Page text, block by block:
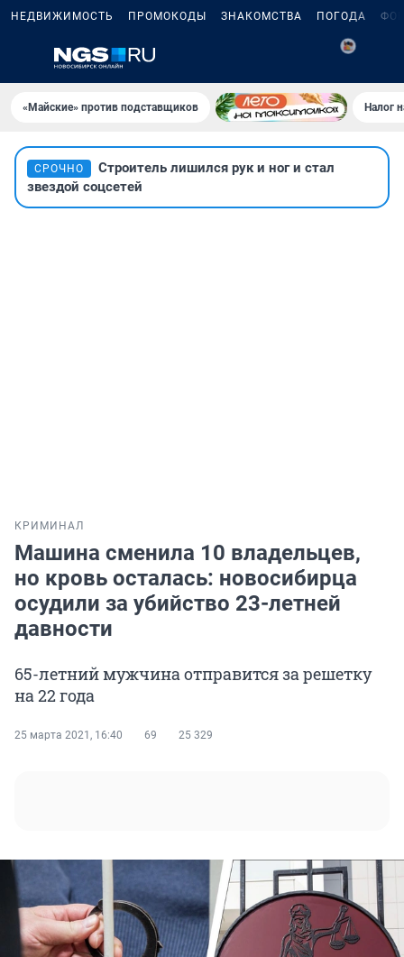
НЕДВИЖИМОСТЬ ПРОМОКОДЫ ЗНАКОМСТВА ПОГОДА
«Майские» против подставщиков Налог
СРОЧНО
Строитель лишился рук и ног и стал
звездой соцсетей
КРИМИНАЛ
Машина сменила 10 владельцев,
но кровь осталась: новосибирца
осудили за убийство 23-летней
давности
65-летний мужчина отправится за решетку
на 22 года
25 марта 2021, 16:40 69 25 329